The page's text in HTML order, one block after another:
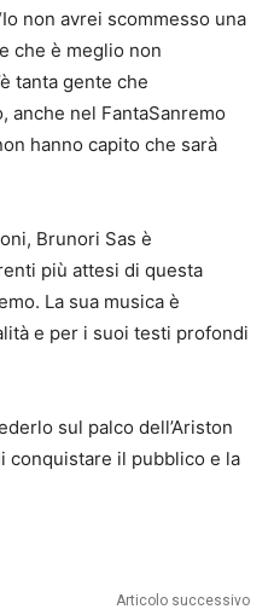
non avrei scommesso una
che è meglio non
tanta gente che
anche nel FantaSanremo
hanno capito che sarà
Brunori Sas è
più attesi di questa
La sua musica è
e per i suoi testi profondi
sul palco dell’Ariston
conquistare il pubblico e la
Articolo successivo